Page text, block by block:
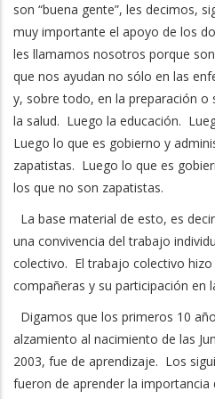
son “buena gente”, les decimos,
muy importante el apoyo de los
les llamamos nosotros porque
que nos ayudan no sólo en las
y, sobre todo, en la preparación o
la salud. Luego la educación.
Luego lo que es gobierno y
zapatistas. Luego lo que es
los que no son zapatistas.
La base material de esto, es
una convivencia del trabajo
colectivo. El trabajo colectivo hizo
compañeras y su participación en
Digamos que los primeros 10
alzamiento al nacimiento de las
2003, fue de aprendizaje. Los
fueron de aprender la